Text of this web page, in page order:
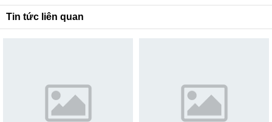
Tin tức liên quan